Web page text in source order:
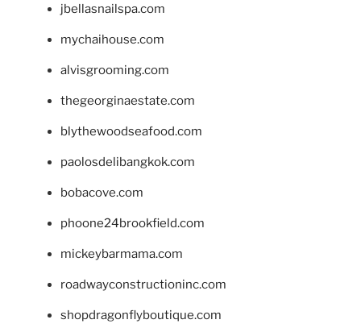
jbellasnailspa.com
mychaihouse.com
alvisgrooming.com
thegeorginaestate.com
blythewoodseafood.com
paolosdelibangkok.com
bobacove.com
phoone24brookfield.com
mickeybarmama.com
roadwayconstructioninc.com
shopdragonflyboutique.com